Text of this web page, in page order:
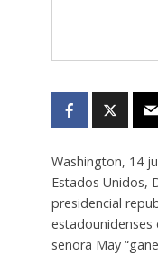
Washington, 14
Estados Unidos,
presidencial
estadounidenses
señora May